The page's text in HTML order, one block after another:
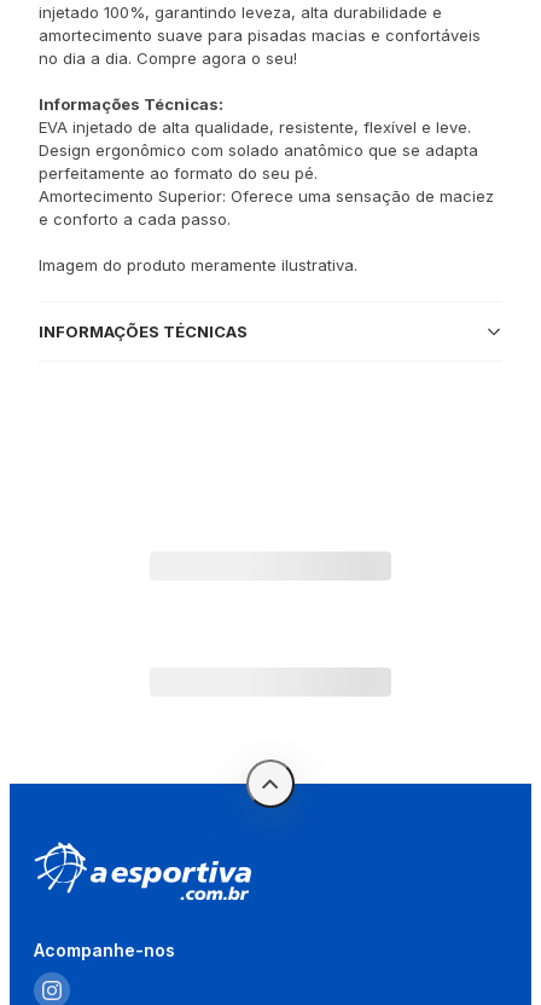
injetado 100%, garantindo leveza, alta durabilidade e
amortecimento suave para pisadas macias e confortáveis
no dia a dia. Compre agora o seu!
Informações Técnicas:
EVA injetado de alta qualidade, resistente, flexível e leve.
Design ergonômico com solado anatômico que se adapta
perfeitamente ao formato do seu pé.
Amortecimento Superior: Oferece uma sensação de maciez
e conforto a cada passo.
Imagem do produto meramente ilustrativa.
INFORMAÇÕES TÉCNICAS
Acompanhe-nos